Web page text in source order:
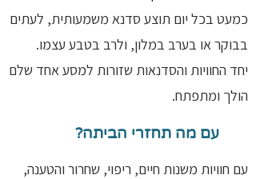
כמעט בכל יום תוצע סדנא משמעותית, לעתים
בבוקר או בערב במלון, ולרב בטבע עצמו.
יחד החוויות והסדנאות שזורות למסע אחד שלם
הולך ומתפתח.
עם מה תחזרי הביתה?
עם חוויות משנות חיים, ריפוי, שחרור והטענה,